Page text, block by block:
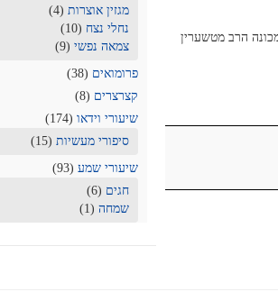
מגזין אוצרות (4)
נחלי נצח (10)
צמאה נפשי (9)
פרומואים (38)
קצרצרים (8)
שיעורי וידאו (174)
סיפורי מעשיות (15)
שיעורי שמע (93)
חגים (6)
שמחה (1)
הרב מטשערין